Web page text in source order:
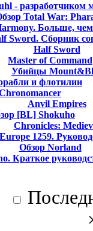
- разработчиком
Total War:
Больше,
Sword. Сборник
Half Sword
Master of Command
Убийцы
и флотилии
Anvil Empires
[BL] Shokuho
Chronicles:
1259.
Обзор Norland
Краткое